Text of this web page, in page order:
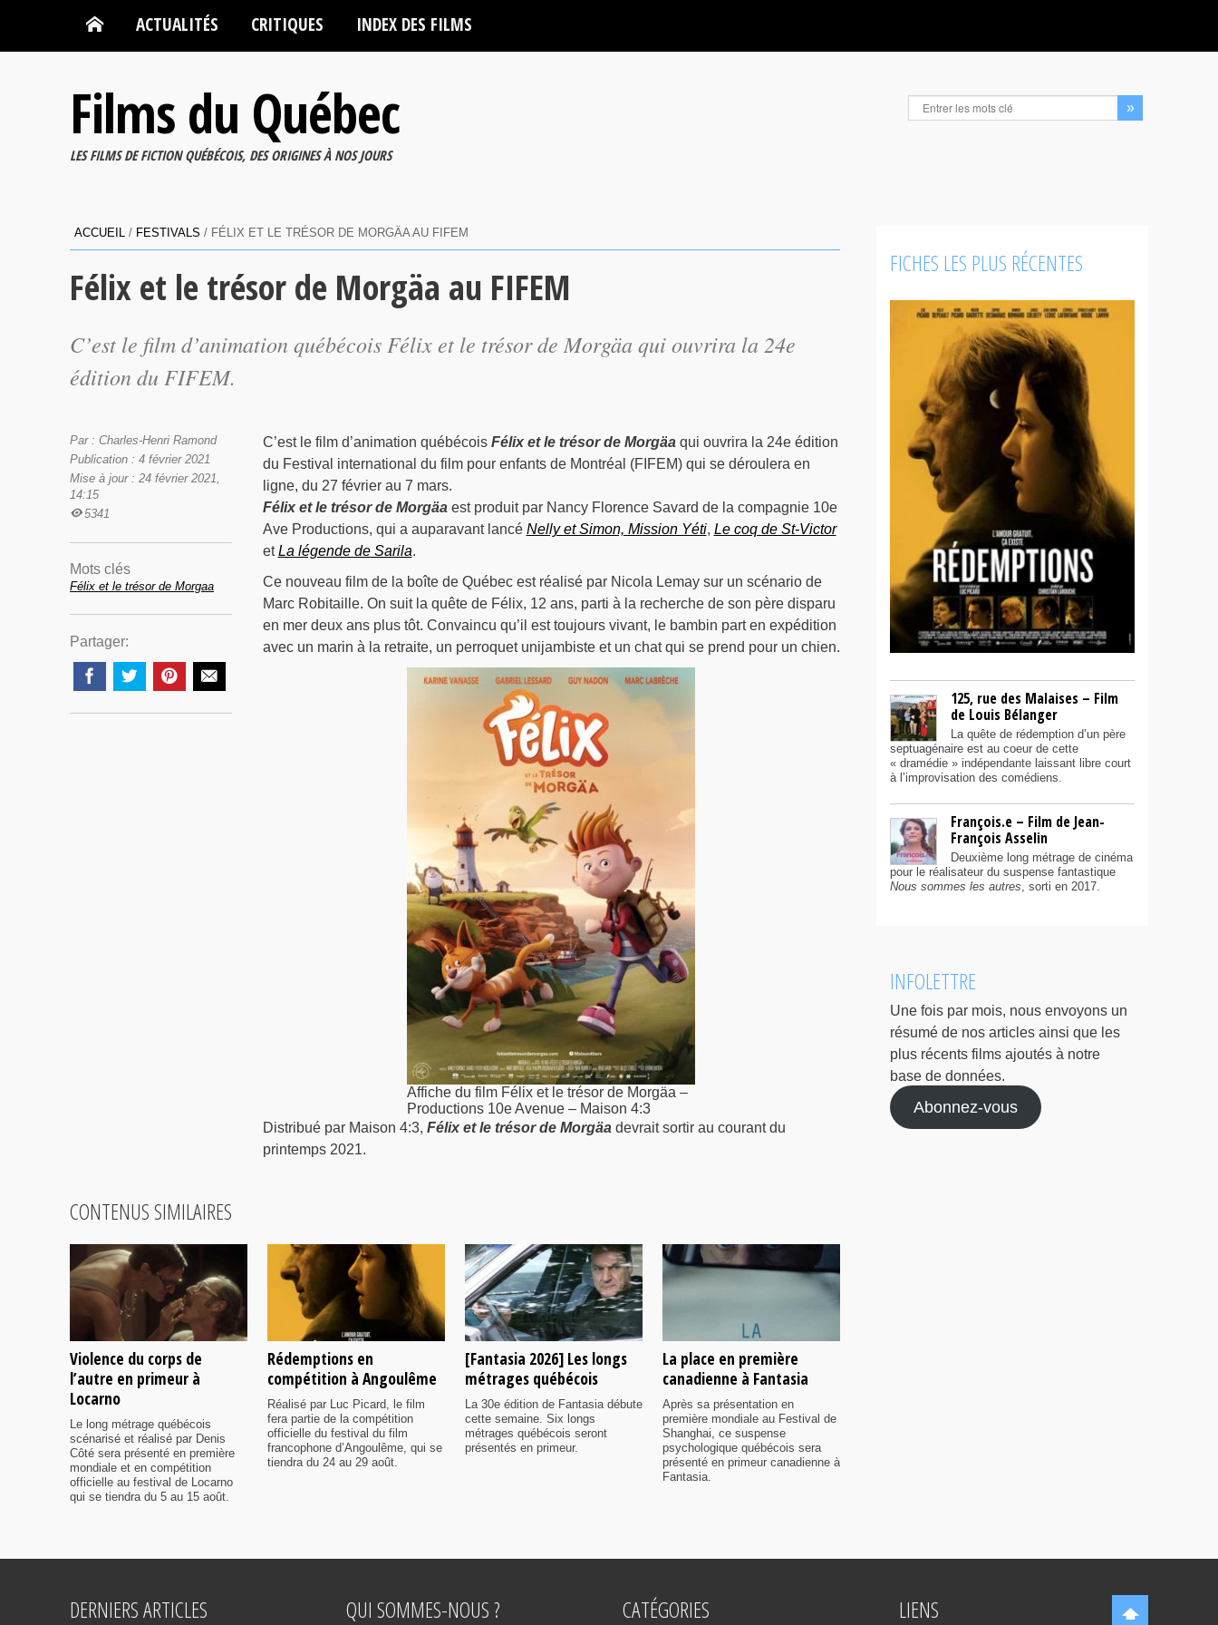
ACTUALITÉS CRITIQUES INDEX DES FILMS
Films du Québec
LES FILMS DE FICTION QUÉBÉCOIS, DES ORIGINES À NOS JOURS
ACCUEIL / FESTIVALS / FÉLIX ET LE TRÉSOR DE MORGÄA AU FIFEM
Félix et le trésor de Morgäa au FIFEM
C’est le film d’animation québécois Félix et le trésor de Morgäa qui ouvrira la 24e
édition du FIFEM.
C’est le film d’animation québécois Félix et le trésor de Morgäaqui ouvrira la 24e édition
du Festival international du film pour enfants de Montréal (FIFEM) qui se déroulera en
ligne, du 27 février au 7 mars.
Félix et le trésor de Morgäaest produit par Nancy Florence Savard de la compagnie 10e
Ave Productions, qui a auparavant lancé Nelly et Simon, Mission Yéti, Le coq de St-Victor
etLa légende de Sarila.
Ce nouveau film de la boîte de Québec est réalisé par Nicola Lemay sur un scénario de
Marc Robitaille. On suit la quête de Félix, 12 ans, parti à la recherche de son père disparu
en mer deux ans plus tôt. Convaincu qu’il est toujours vivant, le bambin part en expédition
avec un marin à la retraite, un perroquet unijambiste et un chat qui se prend pour un chien.
Affiche du film Félix et le trésor de Morgäa –
Productions 10e Avenue – Maison 4:3
Distribué par Maison 4:3, Félix et le trésor de Morgäadevrait sortir au courant du
printemps 2021.
Par : Charles-Henri Ramond
Publication : 4 février 2021
Mise à jour : 24 février 2021,
14:15
5341
Mots clés
Félix et le trésor de Morgaa
Partager:
CONTENUS SIMILAIRES
Violence du corps de
l’autre en primeur à
Locarno
Le long métrage québécois
scénarisé et réalisé par Denis
Côté sera présenté en première
mondiale et en compétition
officielle au festival de Locarno
qui se tiendra du 5 au 15 août.
Rédemptions en
compétition à Angoulême
Réalisé par Luc Picard, le film
fera partie de la compétition
officielle du festival du film
francophone d’Angoulême, qui se
tiendra du 24 au 29 août.
[Fantasia 2026] Les longs
métrages québécois
La 30e édition de Fantasia débute
cette semaine. Six longs
métrages québécois seront
présentés en primeur.
La place en première
canadienne à Fantasia
Après sa présentation en
première mondiale au Festival de
Shanghai, ce suspense
psychologique québécois sera
présenté en primeur canadienne à
Fantasia.
FICHES LES PLUS RÉCENTES
125, rue des Malaises – Film
de Louis Bélanger
La quête de rédemption d’un père
septuagénaire est au coeur de cette
« dramédie » indépendante laissant libre court
à l’improvisation des comédiens.
François.e – Film de Jean-
François Asselin
Deuxième long métrage de cinéma
pour le réalisateur du suspense fantastique
Nous sommes les autres, sorti en 2017.
INFOLETTRE
Une fois par mois, nous envoyons un
résumé de nos articles ainsi que les
plus récents films ajoutés à notre
base de données.
Abonnez-vous
DERNIERS ARTICLES QUI SOMMES-NOUS ? CATÉGORIES LIENS